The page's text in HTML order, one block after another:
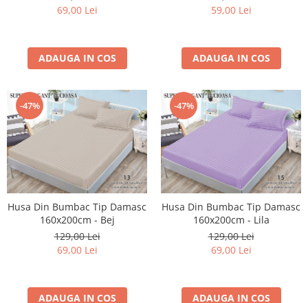
69,00 Lei
ADAUGA IN COS
59,00 Lei
ADAUGA IN COS
-47%
Husa Din Bumbac Tip Damasc
160x200cm - Bej
129,00 Lei
69,00 Lei
ADAUGA IN COS
-47%
Husa Din Bumbac Tip Damasc
160x200cm - Lila
129,00 Lei
69,00 Lei
ADAUGA IN COS